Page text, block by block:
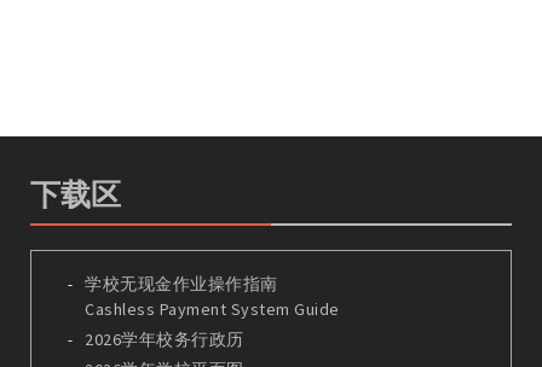
下载区
学校无现金作业操作指南
Cashless Payment System Guide
2026学年校务行政历